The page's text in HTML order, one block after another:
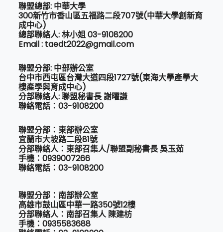
聯盟總部: 中華大學
300新竹市香山區五福路二段707號(中華大學創新育
成中心)
總部聯絡人: 林小姐 03-9108200
Email : taedt2022@gmail.com
聯盟分部: 中部辦公室
台中市西屯區台灣大道四段1727號(東海大學產學大
樓產學與育成中心)
分部聯絡人: 聯盟秘書長 謝曜謙
聯絡電話：03-9108200
聯盟分部：東部辦公室
宜蘭市大坡路二段81號
分部聯絡人：東部召集人/聯盟副秘書長 吳玉茹
手機：0939007266
聯絡電話：03-9108200
聯盟分部：南部辦公室
高雄市鼓山區中華一路350號12樓
分部聯絡人：南部召集人 陳建枋
手機：0935583688